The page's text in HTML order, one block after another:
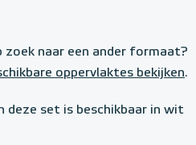
zoek naar een ander formaat?
oppervlaktes bekijken.
deze set is beschikbaar in wit